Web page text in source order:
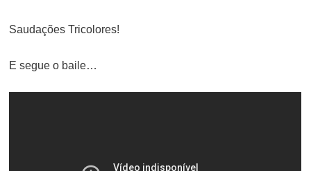
Saudações Tricolores!
E segue o baile…